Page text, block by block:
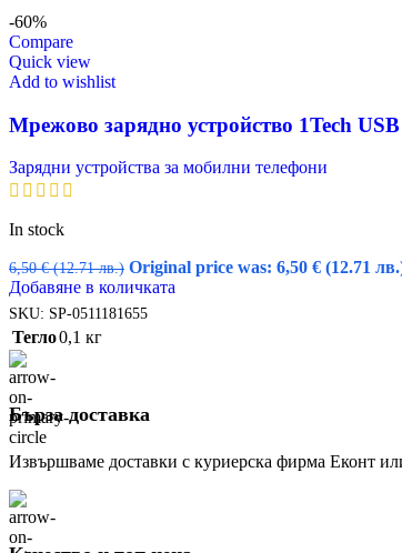
-60%
Compare
Quick view
Add to wishlist
Мрежово зарядно устройство 1Tech
Зарядни устройства за мобилни телефони
In stock
6,50€ (12.71 лв.) Original price was: 6,50 € (12.71
Добавяне в количката
SKU: SP-0511181655
Тегло0,1 кг
Бърза доставка
Извършваме доставки с куриерска фирма Еконт